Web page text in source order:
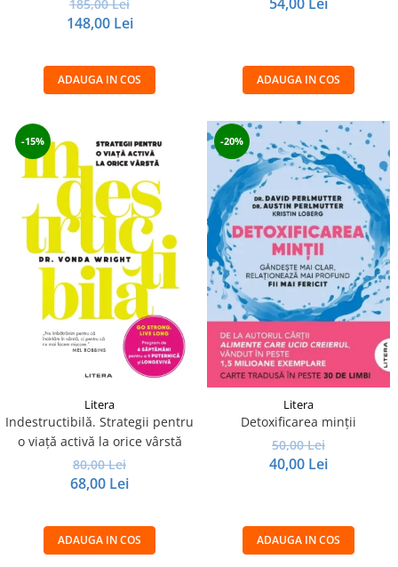
185,00 Lei
148,00 Lei
ADAUGA IN COS ADAUGA IN COS
-15%
Litera
Indestructibilă. Strategii pentru
o viață activă la orice vârstă
80,00 Lei
68,00 Lei
ADAUGA IN COS
-20%
Litera
Detoxificarea minții
50,00 Lei
40,00 Lei
ADAUGA IN COS